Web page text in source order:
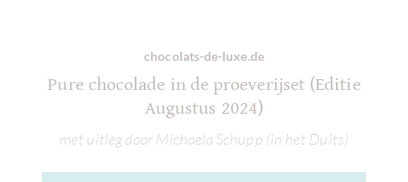
chocolats-de-luxe.de
Pure chocolade in de proeverijset (Editie
Augustus 2024)
met uitleg door Michaela Schupp (in het Duits)